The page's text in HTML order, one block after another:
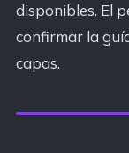
disponibles. El
confirmar la
capas.